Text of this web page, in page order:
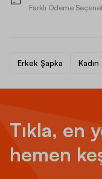
Farklı Ödeme
Erkek Şapka Kadın
Tıkla, en
hemen